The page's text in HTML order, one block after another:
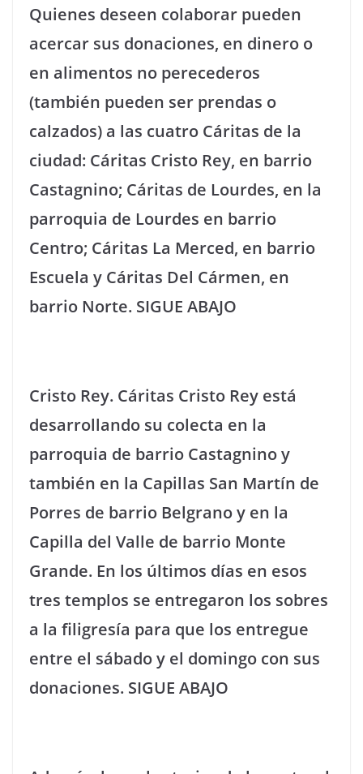
Quienes deseen colaborar pueden
acercar sus donaciones, en dinero o
en alimentos no perecederos
(también pueden ser prendas o
calzados) a las cuatro Cáritas de la
ciudad: Cáritas Cristo Rey, en barrio
Castagnino; Cáritas de Lourdes, en la
parroquia de Lourdes en barrio
Centro; Cáritas La Merced, en barrio
Escuela y Cáritas Del Cármen, en
barrio Norte. SIGUE ABAJO
Cristo Rey. Cáritas Cristo Rey está
desarrollando su colecta en la
parroquia de barrio Castagnino y
también en la Capillas San Martín de
Porres de barrio Belgrano y en la
Capilla del Valle de barrio Monte
Grande. En los últimos días en esos
tres templos se entregaron los sobres
a la filigresía para que los entregue
entre el sábado y el domingo con sus
donaciones. SIGUE ABAJO